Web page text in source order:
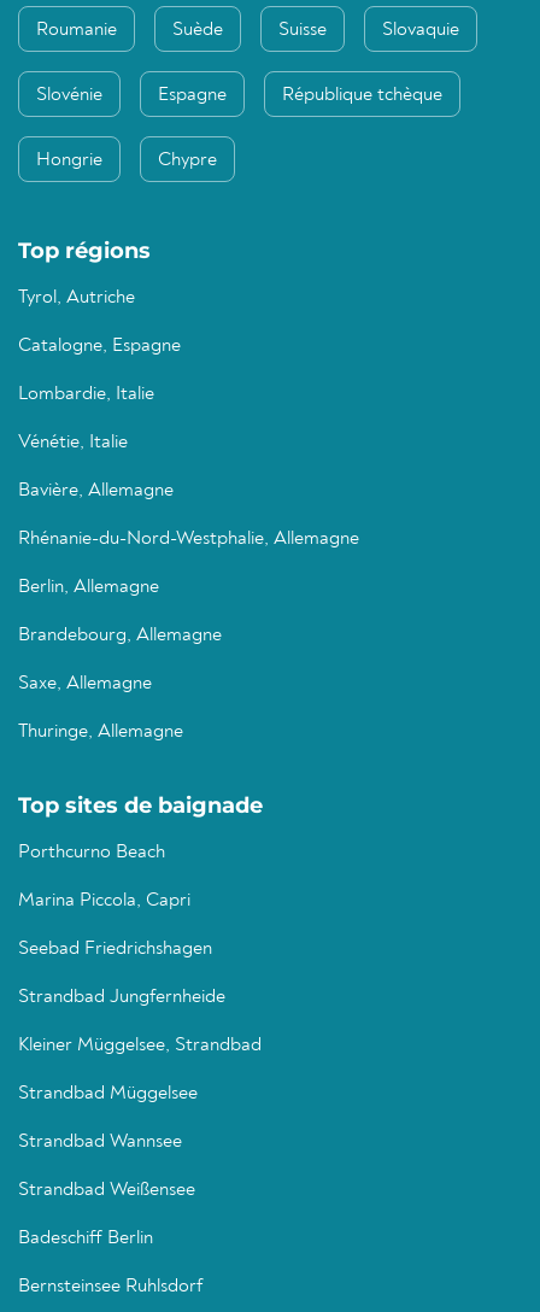
Roumanie Suède Suisse Slovaquie
Slovénie Espagne République tchèque
Hongrie Chypre
Top régions
Tyrol, Autriche
Catalogne, Espagne
Lombardie, Italie
Vénétie, Italie
Bavière, Allemagne
Rhénanie-du-Nord-Westphalie, Allemagne
Berlin, Allemagne
Brandebourg, Allemagne
Saxe, Allemagne
Thuringe, Allemagne
Top sites de baignade
Porthcurno Beach
Marina Piccola, Capri
Seebad Friedrichshagen
Strandbad Jungfernheide
Kleiner Müggelsee, Strandbad
Strandbad Müggelsee
Strandbad Wannsee
Strandbad Weißensee
Badeschiff Berlin
Bernsteinsee Ruhlsdorf